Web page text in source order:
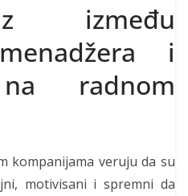
između
i
radnom
kompanijama veruju da su
motivisani i spremni da